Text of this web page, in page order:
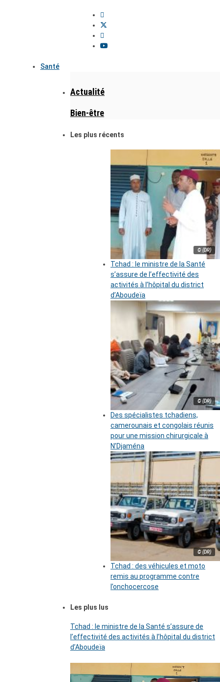
Santé
Actualité
Bien-être
Les plus récents
© (DR)
Tchad : le ministre de la Santé
s’assure de l’effectivité des
activités à l’hôpital du district
d’Aboudeïa
© (DR)
Des spécialistes tchadiens,
camerounais et congolais réunis
pour une mission chirurgicale à
N’Djaména
© (DR)
Tchad : des véhicules et moto
remis au programme contre
l’onchocercose
Les plus lus
Tchad : le ministre de la Santé s’assure de
l’effectivité des activités à l’hôpital du district
d’Aboudeïa